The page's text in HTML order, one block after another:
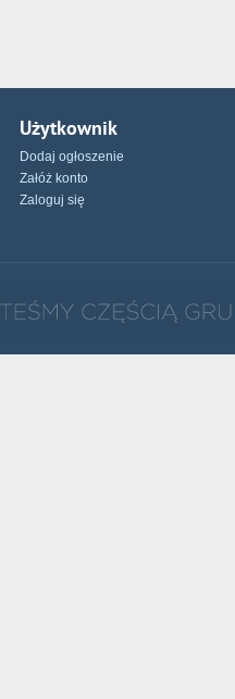
Użytkownik
Dodaj ogłoszenie
Załóż konto
Zaloguj się